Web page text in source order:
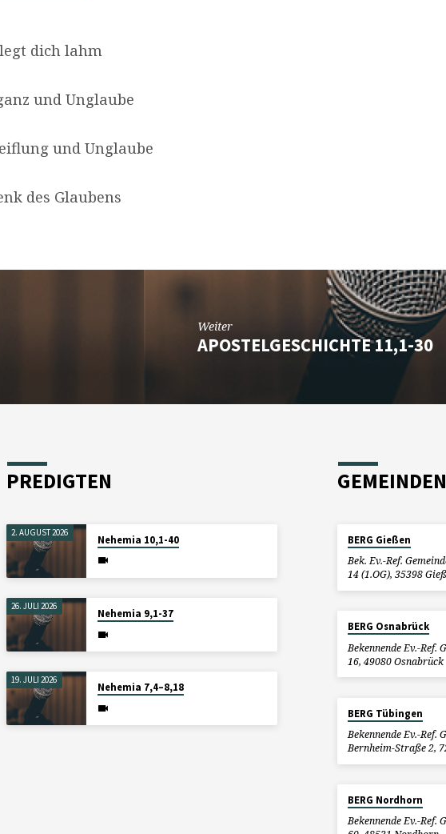
dich lahm
und Unglaube
und Unglaube
des Glaubens
Weiter
APOSTELGESCHICHTE 11,1-30
PREDIGTEN
2. AUGUST 2026
Nehemia 10,1-40
26. JULI 2026
Nehemia 9,1-37
19. JULI 2026
Nehemia 7,4–8,18
GEMEINDEN
BERG Gießen
Bek. Ev.-Ref.
14 (1.OG), 35398
BERG Osnabrück
Bekennende Ev.-Ref.
16, 49080 Osnabrück
BERG Tübingen
Bekennende Ev.-Ref.
Bernheim-Straße 2,
BERG Nordhorn
Bekennende Ev.-Ref.